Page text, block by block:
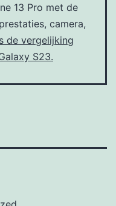
13 Pro met de
camera,
de vergelijking
S23.